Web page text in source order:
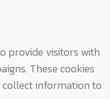
provide visitors with
These cookies
collect information to